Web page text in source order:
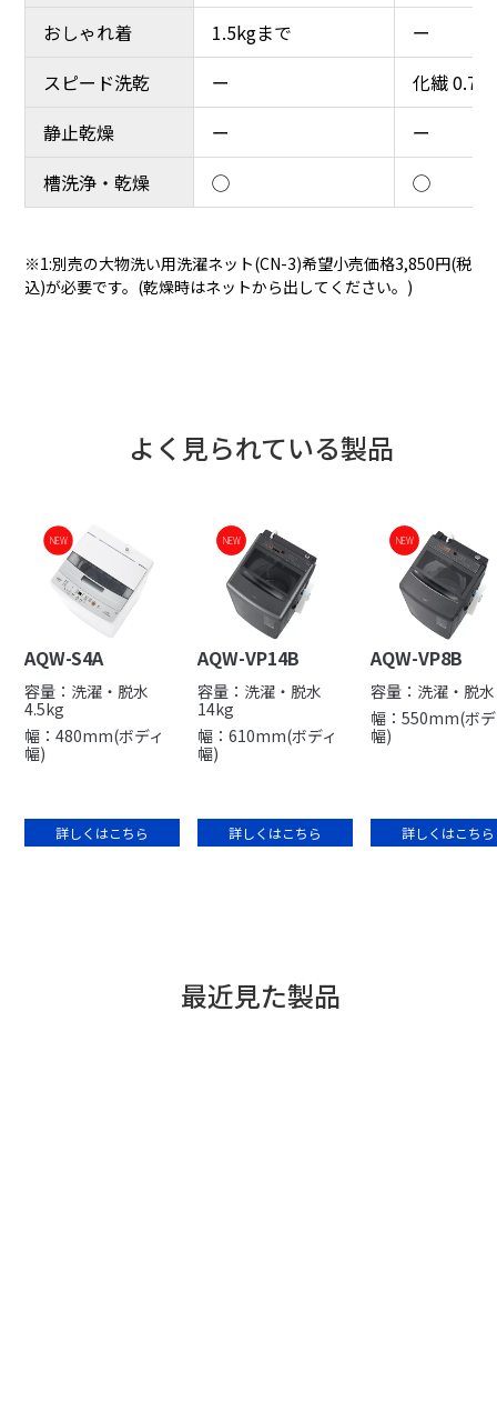
おしゃれ着 1.5kgまで
ー
スピード洗乾
ー
化繊
静止乾燥
ー
ー
槽洗浄・乾燥
◯ ◯
おしゃれ着 1.5kgまで
ー
スピード洗乾
ー
化繊
静止乾燥
ー
ー
槽洗浄・乾燥
◯ ◯
※1:別売の大物洗い用洗濯ネット(CN-3)希望小売価格3,850円(税
込)が必要です。(乾燥時はネットから出してください。)
よく見られている製品
NEW
AQW-S4A
容量：洗濯・脱水
4.5kg
幅：480mm(ボディ
幅)
詳しくはこちら
NEW
NEW
AQW-VP14B
容量：洗濯・脱水
14kg
幅：610mm(ボディ
幅)
詳しくはこちら
NEW
NEW
AQW-VP8B
容量：洗濯・脱
幅：550mm(ボ
幅)
詳しくはこちら
最近見た製品